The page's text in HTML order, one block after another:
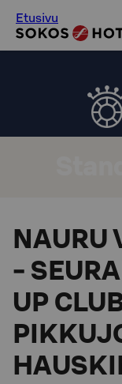
Etusivu
NAURU
-
UP